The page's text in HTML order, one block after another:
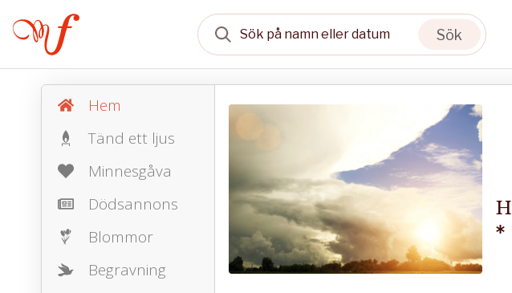
Sök
Hem
Tänd ett ljus
Minnesgåva
Dödsannons
Blommor
Begravning